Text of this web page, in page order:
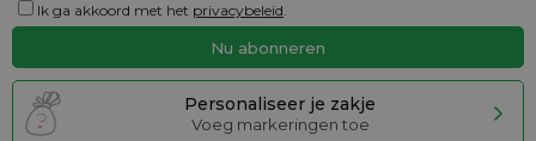
Ik ga akkoord met het privacybeleid.
Personaliseer je zakje
Voeg markeringen toe